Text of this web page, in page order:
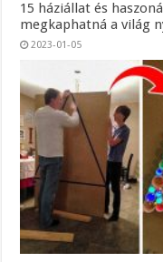
15 háziállat és
megkaphatná a világ
2023-01-05